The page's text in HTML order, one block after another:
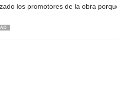
los promotores de la obra